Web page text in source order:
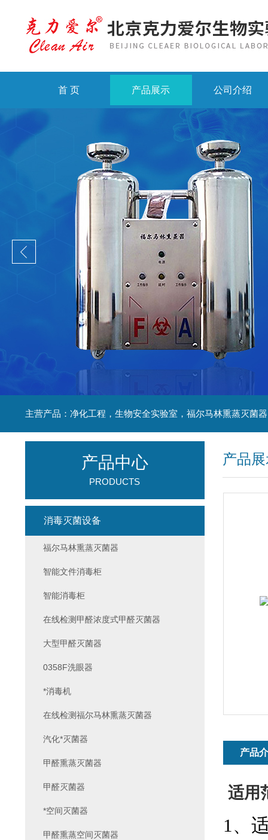
首 页 产品展示 公司介绍
产品
产品
适用
1、
产品中心
PRODUCTS
消毒灭菌设备
福尔马林熏蒸灭菌器
智能文件消毒柜
智能消毒柜
在线检测甲醛浓度式甲醛灭菌器
大型甲醛灭菌器
0358F洗眼器
*消毒机
在线检测福尔马林熏蒸灭菌器
汽化*灭菌器
甲醛熏蒸灭菌器
甲醛灭菌器
*空间灭菌器
甲醛熏蒸空间灭菌器